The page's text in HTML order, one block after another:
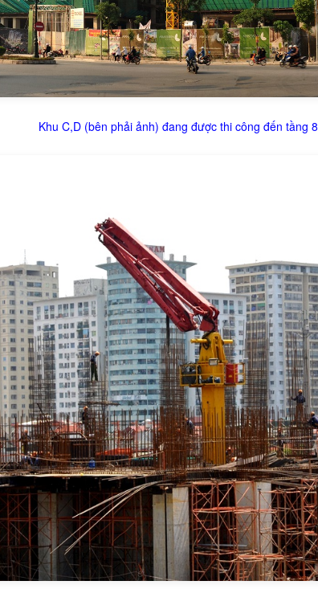
Khu C,D (bên phải ảnh) đang được thi công đến tầng 8